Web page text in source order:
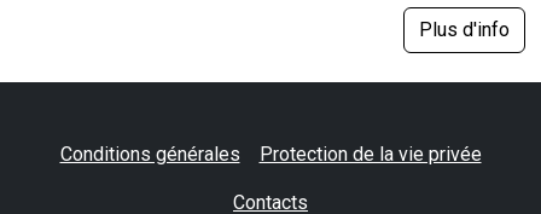
Plus d'info
Conditions générales Protection de la vie privée
Contacts